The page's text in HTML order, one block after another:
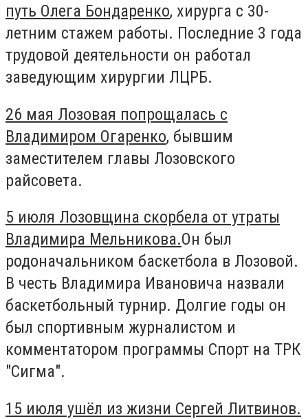
путь Олега Бондаренко, хирурга с 30-
летним стажем работы. Последние 3 года
трудовой деятельности он работал
заведующим хирургии ЛЦРБ.
26 мая Лозовая попрощалась с
Владимиром Огаренко, бывшим
заместителем главы Лозовского
райсовета.
5 июля Лозовщина скорбела от утраты
Владимира Мельникова.Он был
родоначальником баскетбола в Лозовой.
В честь Владимира Ивановича назвали
баскетбольный турнир. Долгие годы он
был спортивным журналистом и
комментатором программы Спорт на ТРК
"Сигма".
15 июля ушёл из жизни Сергей Литвинов.